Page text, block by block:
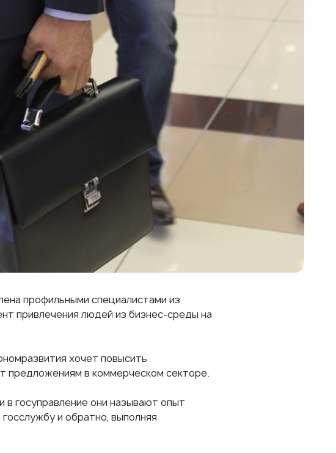
профильными специалистами из
привлечения людей из бизнес-среды на
хочет повысить
предложениям в коммерческом секторе.
госуправление они называют опыт
и обратно, выполняя